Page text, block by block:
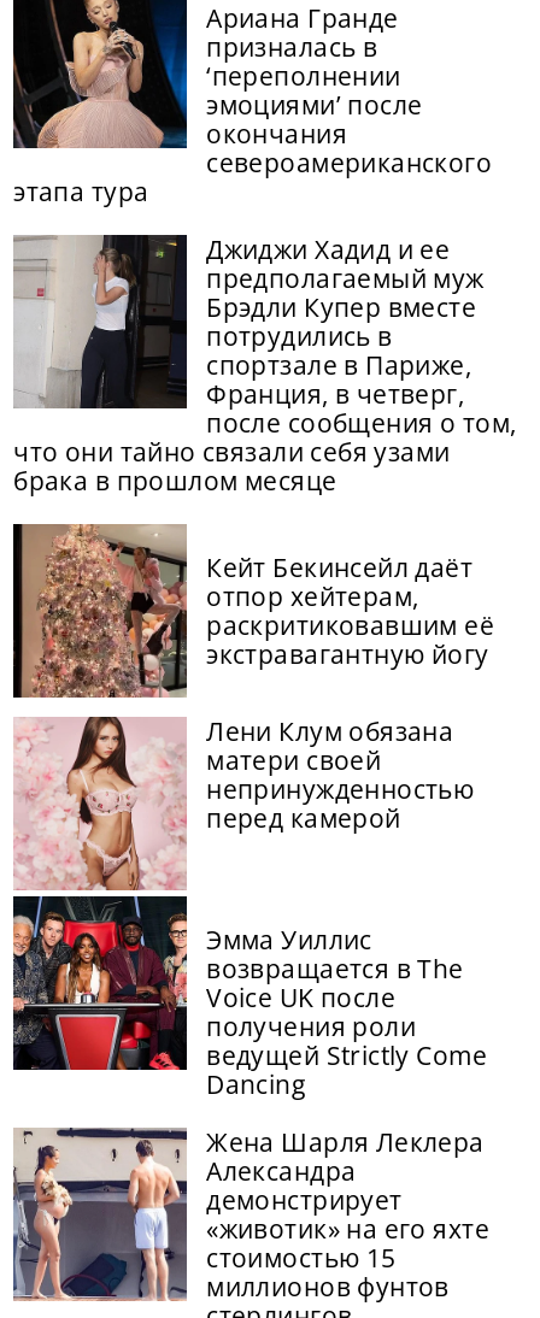
Ариана Гранде
призналась в
‘переполнении
эмоциями’ после
окончания
североамериканского
этапа тура
Джиджи Хадид и ее
предполагаемый муж
Брэдли Купер вместе
потрудились в
спортзале в Париже,
Франция, в четверг,
после сообщения о том,
что они тайно связали себя узами
брака в прошлом месяце
Кейт Бекинсейл даёт
отпор хейтерам,
раскритиковавшим её
экстравагантную йогу
Лени Клум обязана
матери своей
непринужденностью
перед камерой
Эмма Уиллис
возвращается в The
Voice UK после
получения роли
ведущей Strictly Come
Dancing
Жена Шарля Леклера
Александра
демонстрирует
«животик» на его яхте
стоимостью 15
миллионов фунтов